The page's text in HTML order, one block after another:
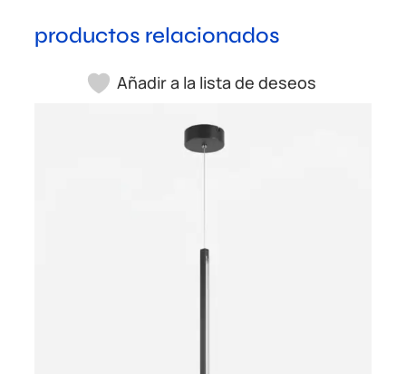
productos relacionados
Añadir a la lista de deseos